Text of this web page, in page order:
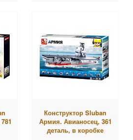
Конструктор Sluban
Армия. Авианосец, 361
деталь, в коробке